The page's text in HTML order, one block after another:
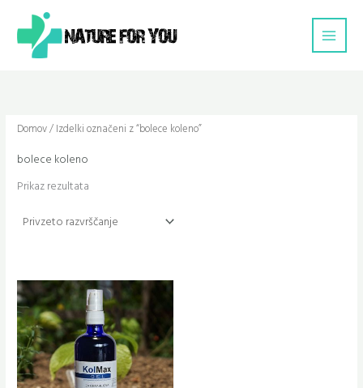
content
Domov/ Izdelki označeni z “bolece koleno”
bolece koleno
Prikaz rezultata